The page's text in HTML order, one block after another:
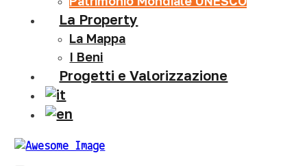
La Property
La Mappa
I Beni
Progetti e Valorizzazione